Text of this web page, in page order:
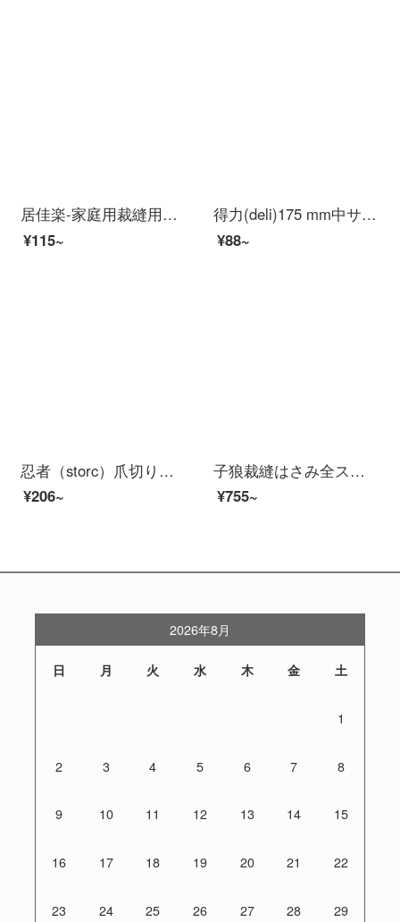
居佳楽-家庭用裁縫用の裁縫用の先切り裁縫道具を使って、裁断ワイヤヘッド工業用のはさみ1〓（大）のはさみを手作りします。
¥115~
得力(deli)175 mm中サイズのステンレスハサミ家庭用オフィス用美工ハサミ黒6027 175 mm-包装ゴム
¥88~
忍者（storc）爪切りセット爪切り爪切り爪切り爪切りキットステンレス足切りセット耳スプーンビジネスイベント記念品
¥206~
子狼裁縫はさみ全ステンレス裁縫はさみ専門はさみ服装裁断布用はさみ9寸はさみ9寸
¥755~
2026年8月
日 月 火 水 木 金 土
1
2 3 4 5 6 7 8
9 10 11 12 13 14 15
16 17 18 19 20 21 22
23 24 25 26 27 28 29